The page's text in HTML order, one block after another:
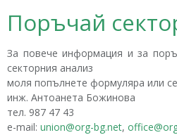
Поръчай
За повече информация и за
секторния анализ
моля попълнете формуляра или
инж. Антоанета Божинова
тел. 987 47 43
е-mail: union@org-bg.net,